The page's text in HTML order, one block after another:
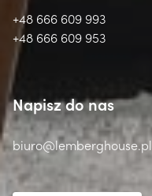
+48 666 609 993
+48 666 609 953
Napisz do nas
biuro@lemberghouse.pl